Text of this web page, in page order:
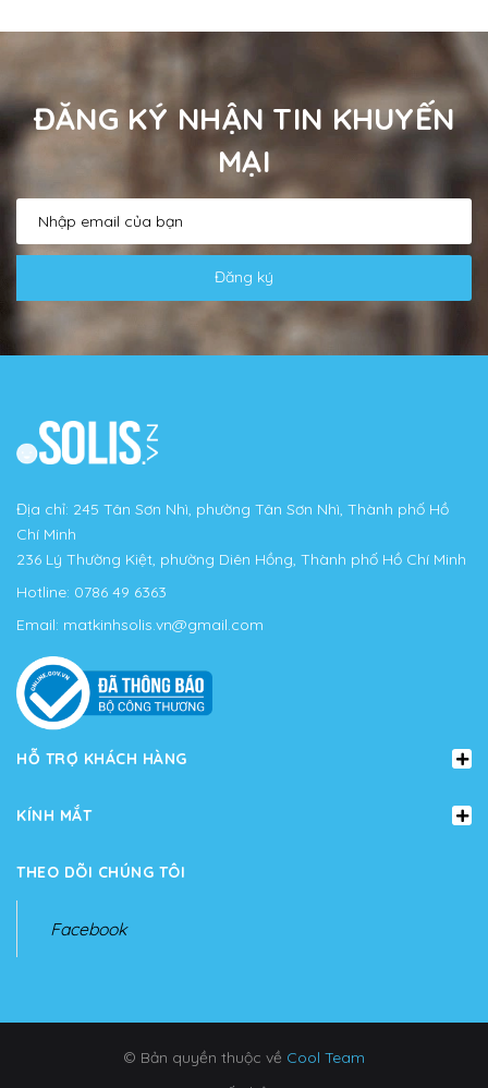
ĐĂNG KÝ NHẬN TIN KHUYẾN
MẠI
Đăng ký
Địa chỉ: 245 Tân Sơn Nhì, phường Tân Sơn Nhì, Thành phố Hồ
Chí Minh
236 Lý Thường Kiệt, phường Diên Hồng, Thành phố Hồ Chí Minh
Hotline: 0786 49 6363
Email: matkinhsolis.vn@gmail.com
HỖ TRỢ KHÁCH HÀNG
KÍNH MẮT
THEO DÕI CHÚNG TÔI
Facebook
© Bản quyền thuộc về Cool Team